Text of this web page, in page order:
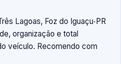
Lagoas, Foz do Iguaçu‑PR
organização e total
veículo. Recomendo com